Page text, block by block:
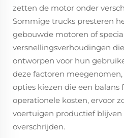
zetten de motor onder
Sommige trucks presteren
gebouwde motoren of
versnellingsverhoudingen
ontworpen voor hun
deze factoren
opties kiezen die een balans
operationele kosten, ervoor
voertuigen productief
overschrijden.